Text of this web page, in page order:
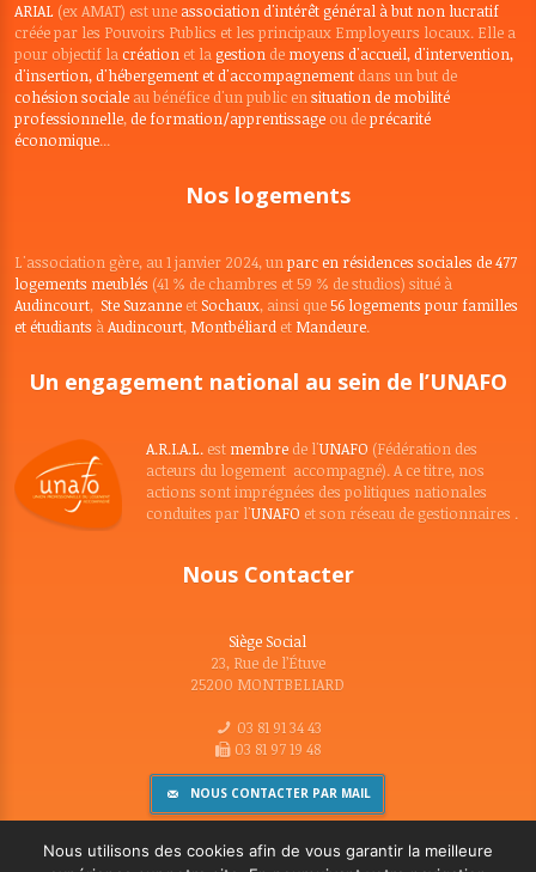
ARIAL (ex AMAT) est une association d'intérêt général à but non lucratif
créée par les Pouvoirs Publics et les principaux Employeurs locaux. Elle a
pour objectif lacréation et la gestion de moyens d'accueil, d'intervention,
d'insertion, d'hébergement et d'accompagnement dans un but de
cohésion sociale au bénéfice d'un public ensituation de mobilité
professionnelle,de formation/apprentissage ou deprécarité
économique...
Nos logements
L'association gère, au 1 janvier 2024, unparc en résidences sociales de 477
logements meublés (41 % de chambres et 59 % de studios) situé à
Audincourt, Ste Suzanne et Sochaux, ainsi que56 logements pour familles
et étudiants àAudincourt, Montbéliard et Mandeure.
Un engagement national au sein de l’UNAFO
A.R.I.A.L. est membre de l'UNAFO (Fédération des
acteurs du logement accompagné). A ce titre, nos
actions sont imprégnées des politiques nationales
conduites par l'UNAFO et son réseau de gestionnaires .
Nous Contacter
Siège Social
23, Rue de l’Étuve
25200 MONTBELIARD
03 81 91 34 43
03 81 97 19 48
NOUS CONTACTER PAR MAIL
Nous utilisons des cookies afin de vous garantir la meilleure